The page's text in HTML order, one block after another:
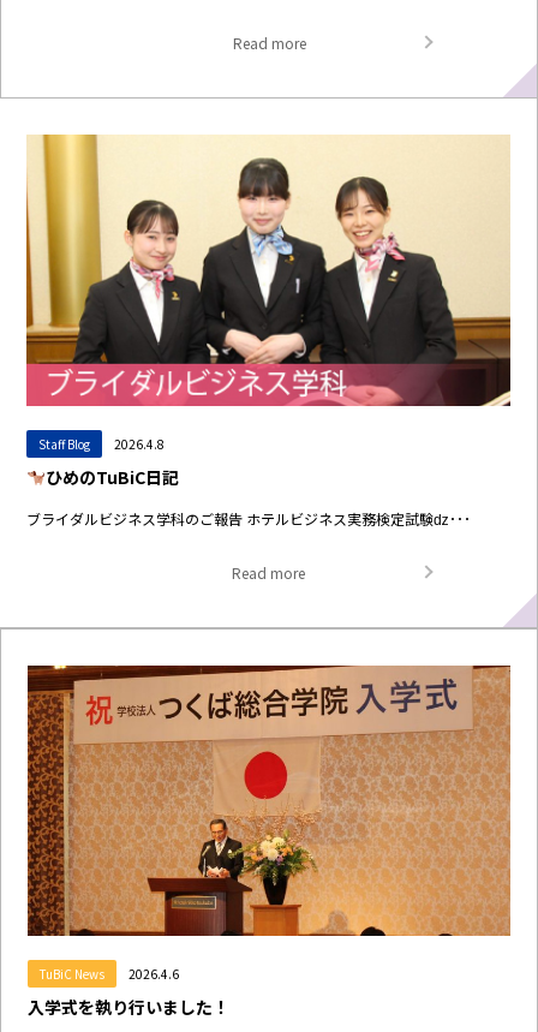
Read more
Staff Blog 2026.4.8
ひめのTuBiC日記
ブライダルビジネス学科のご報告 ホテルビジネス実務検定試験ǳ･･･
Read more
TuBiC News 2026.4.6
入学式を執り行いました！